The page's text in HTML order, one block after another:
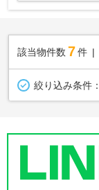
該当物件数 7件
絞り込み条件：